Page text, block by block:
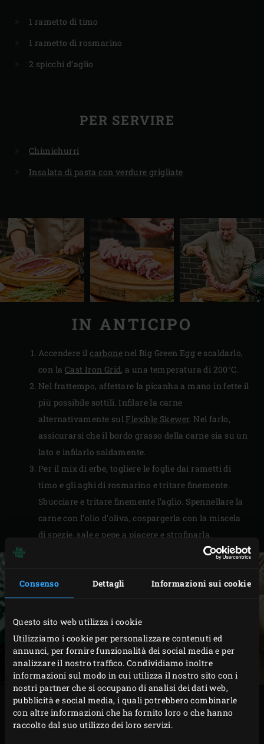
Consenso Dettagli Informazioni sui cookie
Questo sito web utilizza i cookie
Utilizziamo i cookie per personalizzare contenuti ed
annunci, per fornire funzionalità dei social media e per
analizzare il nostro traffico. Condividiamo inoltre
informazioni sul modo in cui utilizza il nostro sito con i
nostri partner che si occupano di analisi dei dati web,
pubblicità e social media, i quali potrebbero combinarle
con altre informazioni che ha fornito loro o che hanno
raccolto dal suo utilizzo dei loro servizi.
1 rametto di timo
1 rametto di rosmarino
2 spicchi d’aglio
PER SERVIRE
Chimichurri
Insalata di pasta con verdure grigliate
IN ANTICIPO
Accendere ilcarbonenel Big Green Egg e scaldarlo,
con la Cast Iron Grid, a una temperatura di 200°C.
Nel frattempo, affettare la picanha a mano in fette il
più possibile sottili. Infilare la carne
alternativamente sulFlexible Skewer. Nel farlo,
assicurarsi che il bordo grasso della carne sia su un
lato e infilarlo saldamente.
Per il mix di erbe, togliere le foglie dai rametti di
timo e gli aghi di rosmarino e tritare finemente.
Sbucciare e tritare finemente l’aglio. Spennellare la
carne con l’olio d’oliva, cospargerla con la miscela
di spezie, sale e pepe a piacere e strofinarla.
PROCEDIMENTO